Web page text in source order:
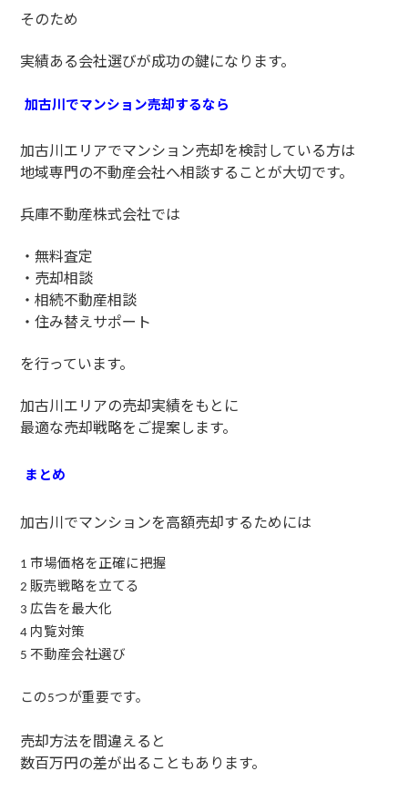
そのため
実績ある会社選びが成功の鍵になります。
加古川でマンション売却するなら
加古川エリアでマンション売却を検討している方は
地域専門の不動産会社へ相談することが大切です。
兵庫不動産株式会社では
・無料査定
・売却相談
・相続不動産相談
・住み替えサポート
を行っています。
加古川エリアの売却実績をもとに
最適な売却戦略をご提案します。
まとめ
加古川でマンションを高額売却するためには
1 市場価格を正確に把握
2販売戦略を立てる
3広告を最大化
4 内覧対策
5不動産会社選び
この 5つが重要です。
売却方法を間違えると
数百万円の差が出ることもあります。